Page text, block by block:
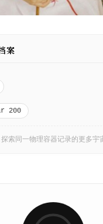
案
200
索同一物理容器记录的更多宇